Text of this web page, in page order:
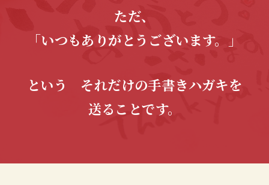
ただ、
「いつもありがとうございます。」
という それだけの手書きハガキを
送ることです。